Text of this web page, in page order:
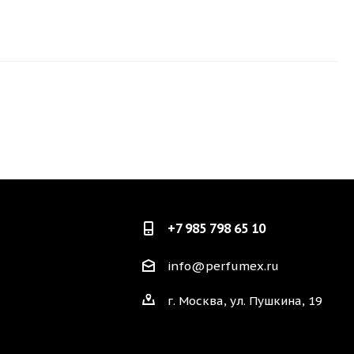
+7 985 798 65 10
info@perfumex.ru
г. Москва, ул. Пушкина, 19